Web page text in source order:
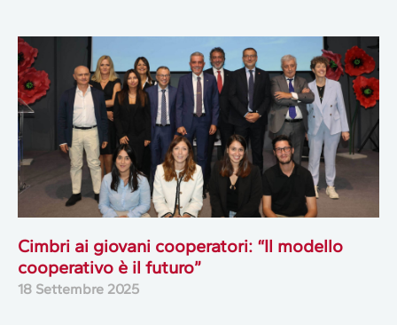
Cimbri ai giovani cooperatori: “Il modello
cooperativo è il futuro”
18 Settembre 2025